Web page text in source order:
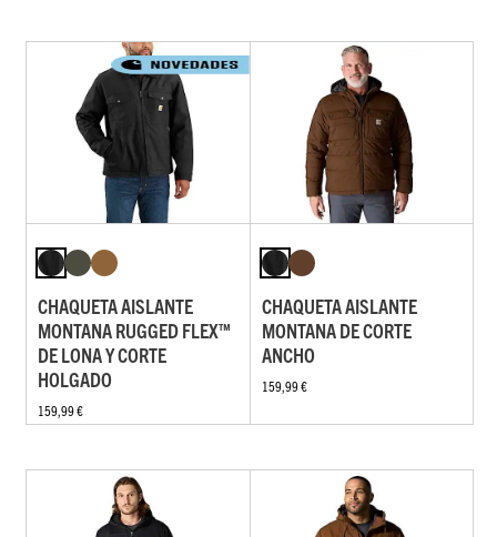
CHAQUETA AISLANTE
MONTANA RUGGED FLEX™
DE LONA Y CORTE
HOLGADO
159,99 €
CHAQUETA AISLANTE
MONTANA DE CORTE
ANCHO
159,99 €